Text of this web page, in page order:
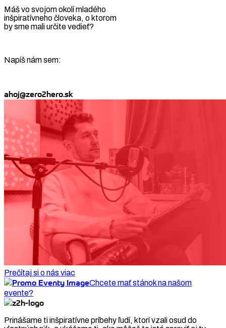
Máš vo svojom okolí mladého
inšpiratívneho človeka, o ktorom
by sme mali určite vedieť?
Napíš nám sem:
ahoj@zero2hero.sk
Prečítaj si o nás viac
Chcete mať stánok na našom
evente?
Prinášame ti inšpiratívne príbehy ľudí, ktorí vzali osud do